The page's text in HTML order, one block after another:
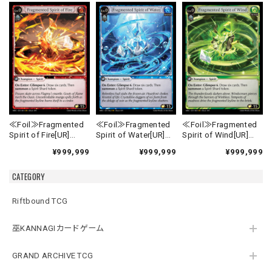
CATEGORY
Riftbound TCG
巫KANNAGIカードゲーム
GRAND ARCHIVE TCG
≪Foil≫Fragmented
Spirit of Fire[UR]
¥999,999
≪Foil≫Fragmented
Spirit of Water[UR]
¥999,999
≪Foil≫Fragmented
Spirit of Wind[UR]
¥999,999